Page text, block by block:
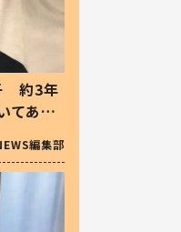
約3年
てあっ
編集部